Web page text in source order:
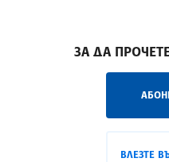
ЗА ДА
ВЛЕЗТЕ